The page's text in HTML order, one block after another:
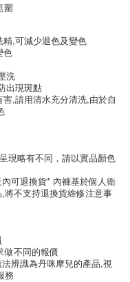
圍
,可減少退色及變色
色
洗
出現斑點
,請用清水充分清洗,由於自
現略有不同，請以實品顏色
可退換貨* 內褲基於個人衛
不支持退換貨維修注意事
做不同的報價
辨識為丹咪摩兒的產品,視
務